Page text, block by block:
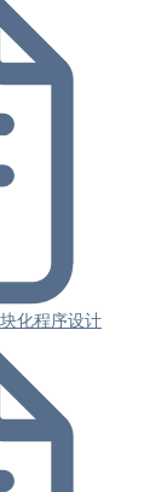
化程序设计